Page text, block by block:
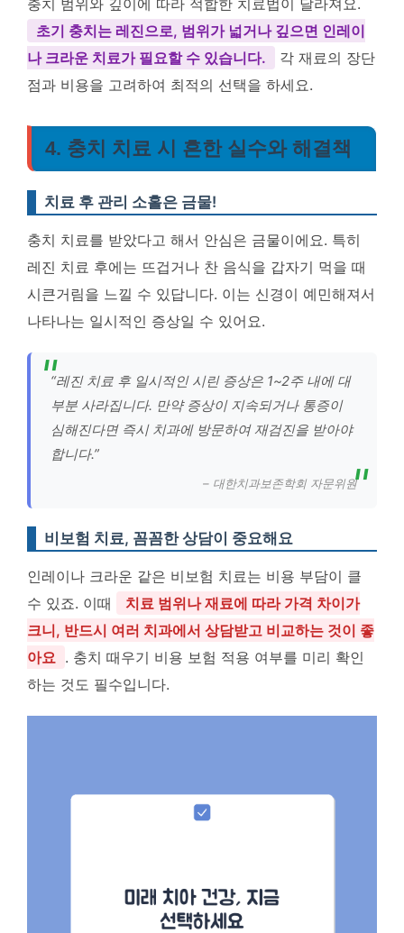
충치 범위와 깊이에 따라 적합한 치료법이 달라져요.
초기 충치는 레진으로, 범위가 넓거나 깊으면 인레이
나 크라운 치료가 필요할 수 있습니다.
각 재료의 장단
점과 비용을 고려하여 최적의 선택을 하세요.
4. 충치 치료 시 흔한 실수와 해결책
치료 후 관리 소홀은 금물!
충치 치료를 받았다고 해서 안심은 금물이에요. 특히
레진 치료 후에는 뜨겁거나 찬 음식을 갑자기 먹을 때
시큰거림을 느낄 수 있답니다. 이는 신경이 예민해져서
나타나는 일시적인 증상일 수 있어요.
“레진 치료 후 일시적인 시린 증상은 1~2주 내에 대
부분 사라집니다. 만약 증상이 지속되거나 통증이
심해진다면 즉시 치과에 방문하여 재검진을 받아야
합니다.”
– 대한치과보존학회 자문위원
비보험 치료, 꼼꼼한 상담이 중요해요
인레이나 크라운 같은 비보험 치료는 비용 부담이 클
수 있죠. 이때
치료 범위나 재료에 따라 가격 차이가
크니, 반드시 여러 치과에서 상담받고 비교하는 것이 좋
아요 . 충치 때우기 비용 보험 적용 여부를 미리 확인
하는 것도 필수입니다.